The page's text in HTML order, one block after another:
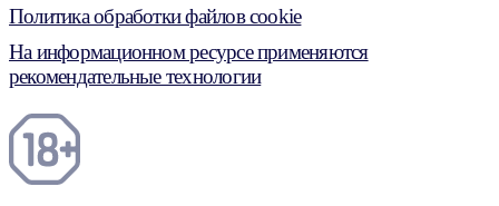
Политика обработки файлов cookie
На информационном ресурсе применяются
рекомендательные технологии